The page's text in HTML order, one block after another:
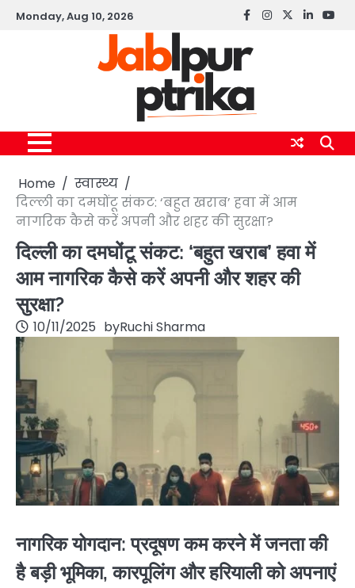
SkipMonday, Aug 10, 2026 Facebook
instagram
twitterlinkedin
Home
स्वास्थ्य
दिल्ली का दमघोंटू संकट: ‘बहुत खराब’ हवा में आम
नागरिक कैसे करें अपनी और शहर की सुरक्षा?
दिल्ली का दमघोंटू संकट: ‘बहुत खराब’ हवा में
आम नागरिक कैसे करें अपनी और शहर की
सुरक्षा?
10/11/2025 byRuchi Sharma
नागरिक योगदान: प्रदूषण कम करने में जनता की
है बड़ी भूमिका, कारपूलिंग और हरियाली को अपनाएं